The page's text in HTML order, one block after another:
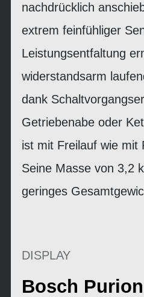
nachdrücklich
extrem feinfühliger
Leistungsentfaltung
widerstandsarm
dank
Getriebenabe oder
ist mit Freilauf wie mit
Seine Masse von 3,2
geringes
DISPLAY
Bosch Purion